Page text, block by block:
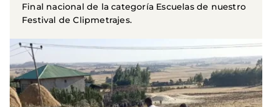
Final nacional de la categoría Escuelas de nuestro
Festival de Clipmetrajes.